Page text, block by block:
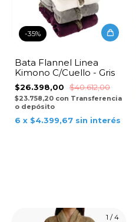
-35%
Bata Flannel Linea
Kimono C/Cuello - Gris
$26.398,00 $40.612,00
$23.758,20 con Transferencia
o depósito
6 x $4.399,67 sin interés
1 /4